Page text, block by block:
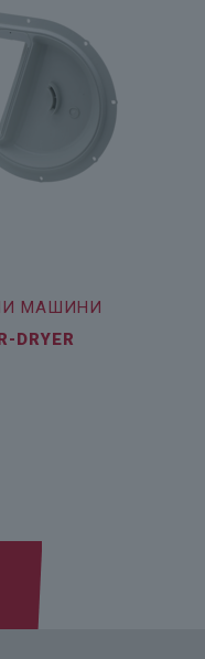
МАШИНИ
DRYER